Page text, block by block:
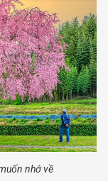
nhớ về